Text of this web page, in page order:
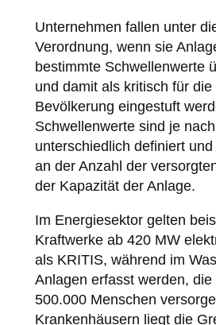
Unternehmen fallen unter
Verordnung, wenn sie
bestimmte Schwellenwerte
und damit als kritisch für
Bevölkerung eingestuft
Schwellenwerte sind je
unterschiedlich definiert
an der Anzahl der
der Kapazität der Anlage.
Im Energiesektor gelten
Kraftwerke ab 420 MW
als KRITIS, während im
Anlagen erfasst werden, die
500.000 Menschen
Krankenhäusern liegt die